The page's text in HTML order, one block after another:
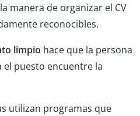
manera de organizar el CV
reconocibles.
limpio hace que la persona
el puesto encuentre la
utilizan programas que